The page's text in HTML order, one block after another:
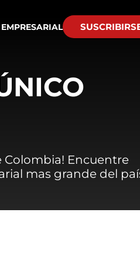
Colombia! Encuentre
mas grande del